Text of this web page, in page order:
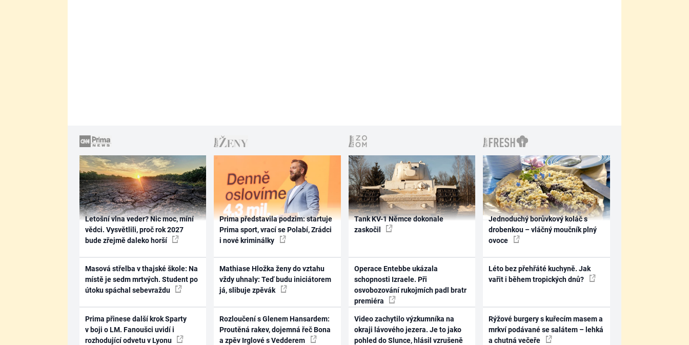
Letošní vlna veder? Nic moc, míní
vědci. Vysvětlili, proč rok 2027
bude zřejmě daleko horší
Masová střelba v thajské škole: Na
místě je sedm mrtvých. Student po
útoku spáchal sebevraždu
Prima přinese další krok Sparty
v boji o LM. Fanoušci uvidí i
rozhodující odvetu v Lyonu
Prima představila podzim: startuje
Prima sport, vrací se Polabí, Zrádci
i nové kriminálky
Mathiase Hložka ženy do vztahu
vždy uhnaly: Teď budu iniciátorem
já, slibuje zpěvák
Rozloučení s Glenem Hansardem:
Proutěná rakev, dojemná řeč Bona
a zpěv Irglové s Vedderem
Tank KV-1 Němce dokonale
zaskočil
Operace Entebbe ukázala
schopnosti Izraele. Při
osvobozování rukojmích padl bratr
premiéra
Video zachytilo výzkumníka na
okraji lávového jezera. Je to jako
pohled do Slunce, hlásil vzrušeně
Jednoduchý borůvkový koláč s
drobenkou – vláčný moučník plný
ovoce
Léto bez přehřáté kuchyně. Jak
vařit i během tropických dnů?
Rýžové burgery s kuřecím masem a
mrkví podávané se salátem – lehká
a chutná večeře